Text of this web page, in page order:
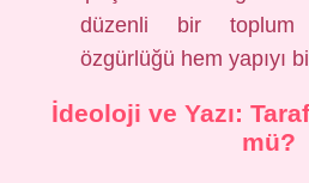
düzenli bir toplum
özgürlüğü hem yapıyı
İdeoloji ve Yazı:
mü?